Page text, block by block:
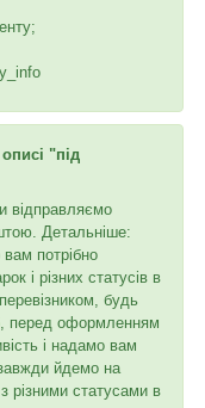
"під
відправляємо
Детальніше:
потрібно
і різних статусів в
будь
, перед оформленням
і надамо вам
йдемо на
різними статусами в